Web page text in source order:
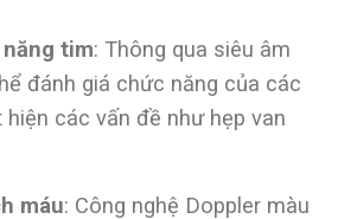
tim: Thông qua siêu âm
đánh giá chức năng của các
hiện các vấn đề như hẹp van
máu: Công nghệ Doppler màu